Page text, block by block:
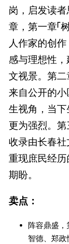
岗，启发读
章，第一章「
人作家的创
感与理想性
文视景。第二
来自公开的
生视角，当
更为强烈。第
收录由长春社
重现庶民经
期盼。
卖点：
阵容鼎盛
智德、郑